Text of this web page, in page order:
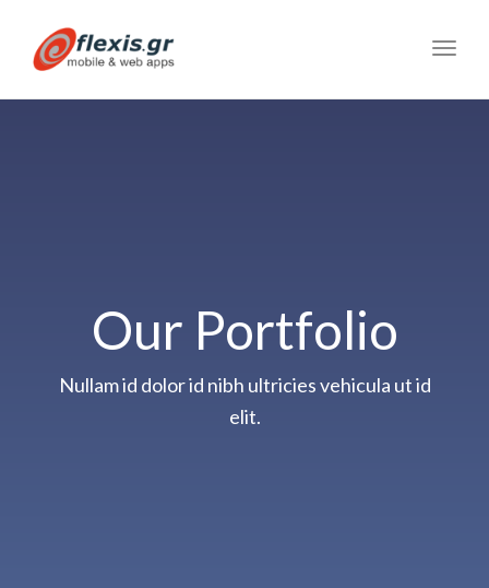
Our Portfolio
Nullam id dolor id nibh ultricies vehicula ut id
elit.